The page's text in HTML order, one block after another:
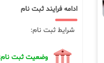
ادامه فرایند ثبت نام
شرایط ثبت نام:
وضعیت ثبت